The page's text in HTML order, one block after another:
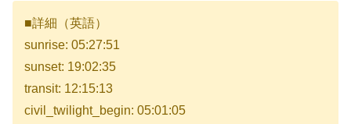
■詳細（英語）
sunrise: 05:27:51
sunset: 19:02:35
transit: 12:15:13
civil_twilight_begin: 05:01:05